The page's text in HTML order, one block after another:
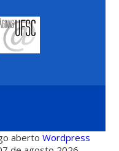
abertoWordpress